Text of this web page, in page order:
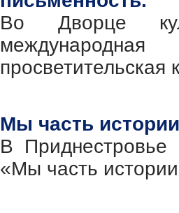
Во Дворце
просветительская
Мы часть
В Приднестровье
«Мы часть